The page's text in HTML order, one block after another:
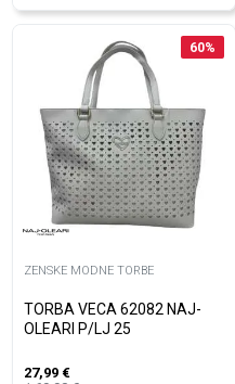
60%
ZENSKE MODNE TORBE
TORBA VECA 62082 NAJ-
OLEARI P/LJ 25
27,99 €